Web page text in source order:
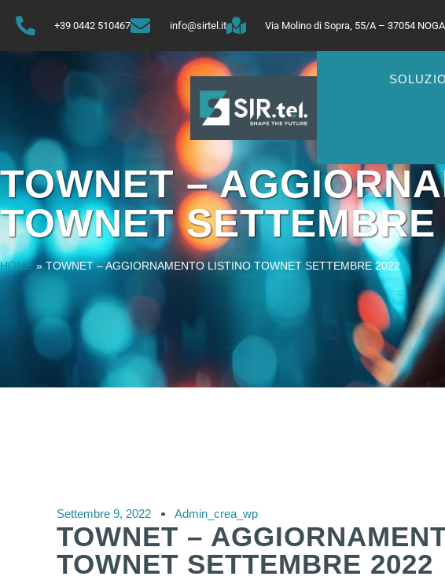
+39 0442 510467 info@sirtel.it Via Molino di Sopra, 55/A – 37054
TOWNET –
TOWNET
HOME » TOWNET – AGGIORNAMENTO LISTINO TOWNET SETTEMBRE 2022
Settembre 9, 2022 Admin_crea_wp
TOWNET –
TOWNET SETTEMBRE 2022